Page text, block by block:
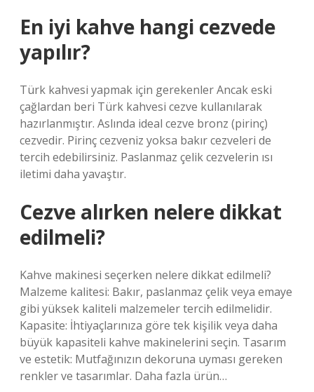
En iyi kahve hangi cezvede
yapılır?
Türk kahvesi yapmak için gerekenler Ancak eski
çağlardan beri Türk kahvesi cezve kullanılarak
hazırlanmıştır. Aslında ideal cezve bronz (pirinç)
cezvedir. Pirinç cezveniz yoksa bakır cezveleri de
tercih edebilirsiniz. Paslanmaz çelik cezvelerin ısı
iletimi daha yavaştır.
Cezve alırken nelere dikkat
edilmeli?
Kahve makinesi seçerken nelere dikkat edilmeli?
Malzeme kalitesi: Bakır, paslanmaz çelik veya emaye
gibi yüksek kaliteli malzemeler tercih edilmelidir.
Kapasite: İhtiyaçlarınıza göre tek kişilik veya daha
büyük kapasiteli kahve makinelerini seçin. Tasarım
ve estetik: Mutfağınızın dekoruna uyması gereken
renkler ve tasarımlar. Daha fazla ürün…